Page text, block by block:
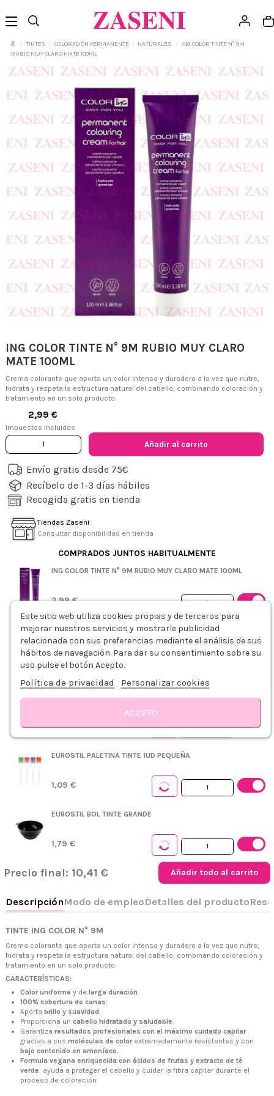
TINTES COLORACIÓN PERMANENTE NATURALES
ING COLOR TINTE N° 9M
RUBIO MUY CLARO MATE 100ML
ING COLOR TINTE N° 9M RUBIO MUY CLARO
MATE 100ML
Crema colorante que aporta un color intenso y duradero a la vez que nutre,
hidrata y respeta la estructura natural del cabello, combinando coloración y
tratamiento en un solo producto.
2,99 €
Impuestos incluidos
Añadir al carrito
Envío gratis desde 75€
Recíbelo de 1-3 días hábiles
Recogida gratis en tienda
Tiendas Zaseni
Consultar disponibilidad en tienda
COMPRADOS JUNTOS HABITUALMENTE
ING COLOR TINTE N° 9M RUBIO MUY CLARO MATE 100ML
2,99 €
+
ING COLOR OXIDANTE 20VOL. 6% 1000ML
3,79 €
PLASTICAPS PEINADOR DESECHABLE AZUL 5UDS
0,75 €
EUROSTIL PALETINA TINTE 1UD PEQUEÑA
1,09 €
EUROSTIL BOL TINTE GRANDE
1,79 €
Precio final: 10,41 € Añadir todo al carrito
DescripciónModo de empleo Detalles del producto
TINTE ING COLOR N° 9M
Crema colorante que aporta un color intenso y duradero a la vez que nutre,
hidrata y respeta la estructura natural del cabello, combinando coloración y
tratamiento en un solo producto.
CARACTERÍSTICAS:
Color uniforme y de larga duración.
100% cobertura de canas.
Aporta brillo y suavidad.
Proporciona un cabello hidratado y saludable.
Garantiza resultados profesionales con el máximo cuidado capilar
gracias a sus moléculas de colorextremadamente resistentes y con
bajo contenido en amoníaco.
Formula vegana enriquecida con ácidos de frutas y extracto de té
verde: ayuda a proteger el cabello y cuidar la fibra capilar durante el
proceso de coloración.
+34 968 06 63 44L-V 10:00 - 14:00
+34 601 27 80 18
Avenida de los Dolores 32, Murcia
Este sitio web utiliza cookies propias y de terceros para
mejorar nuestros servicios y mostrarle publicidad
relacionada con sus preferencias mediante el análisis de sus
hábitos de navegación. Para dar su consentimiento sobre su
uso pulse el botón Acepto.
Política de privacidad Personalizar cookies
ACEPTO